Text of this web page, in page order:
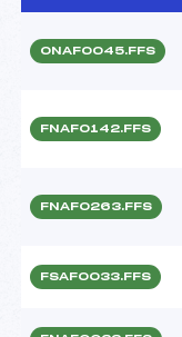
ONAF0045.FFS
FNAF0142.FFS
FNAF0263.FFS
FSAF0033.FFS